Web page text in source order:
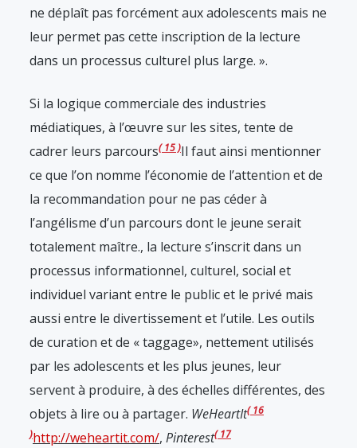
ne déplaît pas forcément aux adolescents mais ne
leur permet pas cette inscription de la lecture
dans un processus culturel plus large. ».
Si la logique commerciale des industries
médiatiques, à l’œuvre sur les sites, tente de
cadrer leurs parcours 15 Il faut ainsi mentionner
ce que l’on nomme l’économie de l’attention et de
la recommandation pour ne pas céder à
l’angélisme d’un parcours dont le jeune serait
totalement maître., la lecture s’inscrit dans un
processus informationnel, culturel, social et
individuel variant entre le public et le privé mais
aussi entre le divertissement et l’utile. Les outils
de curation et de « taggage», nettement utilisés
par les adolescents et les plus jeunes, leur
servent à produire, à des échelles différentes, des
objets à lire ou à partager. WeHeartIt 16
http://weheartit.com/, Pinterest 17